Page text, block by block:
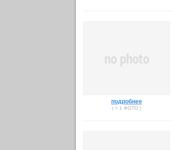
no photo
подробнее
( + 1 ФОТО )